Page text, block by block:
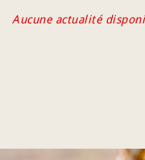
Aucune actualité